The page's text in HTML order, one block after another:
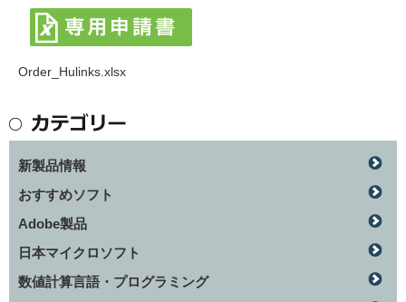
Order_Hulinks.xlsx
新製品情報
おすすめソフト
Adobe製品
日本マイクロソフト
数値計算言語・プログラミング